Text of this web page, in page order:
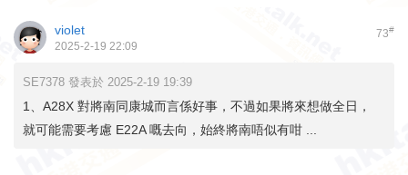
73#
violet
2025-2-19 22:09
SE7378 發表於 2025-2-19 19:39
1、A28X 對將南同康城而言係好事，不過如果將來想做全日，
就可能需要考慮 E22A 嘅去向，始終將南唔似有咁 ...